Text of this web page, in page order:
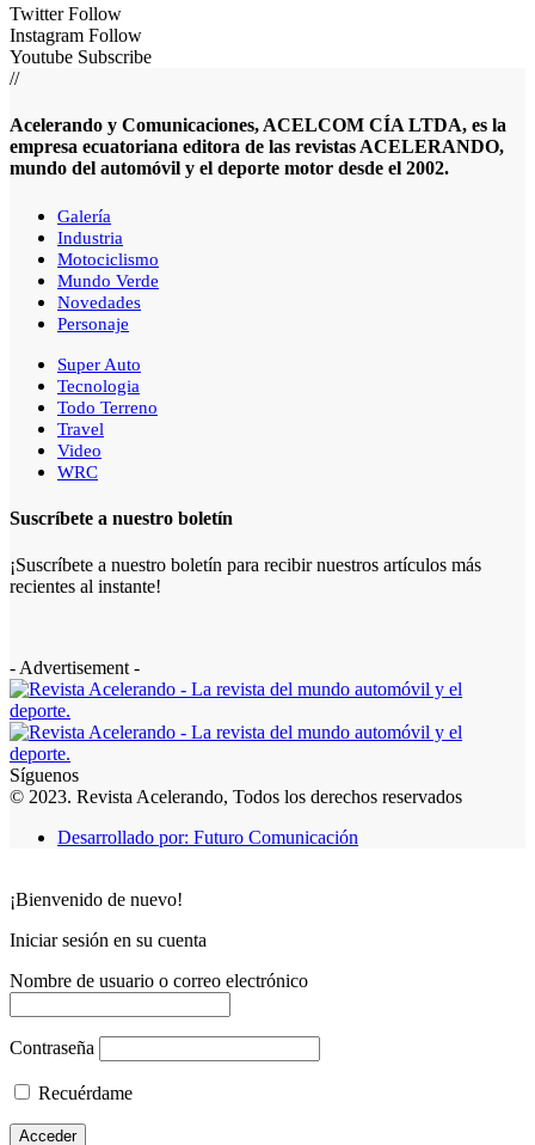
Twitter Follow
Instagram Follow
Youtube Subscribe
//
Acelerando y Comunicaciones, ACELCOM CÍA LTDA, es la
empresa ecuatoriana editora de las revistas ACELERANDO,
mundo del automóvil y el deporte motor desde el 2002.
Galería
Industria
Motociclismo
Mundo Verde
Novedades
Personaje
Super Auto
Tecnologia
Todo Terreno
Travel
Video
WRC
Suscríbete a nuestro boletín
¡Suscríbete a nuestro boletín para recibir nuestros artículos más
recientes al instante!
- Advertisement -
Síguenos
© 2023. Revista Acelerando, Todos los derechos reservados
Desarrollado por: Futuro Comunicación
¡Bienvenido de nuevo!
Iniciar sesión en su cuenta
Nombre de usuario o correo electrónico
Contraseña
Recuérdame